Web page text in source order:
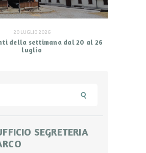
20 LUGLIO 2026
della settimana dal 20 al 26
luglio
SEGRETERIA